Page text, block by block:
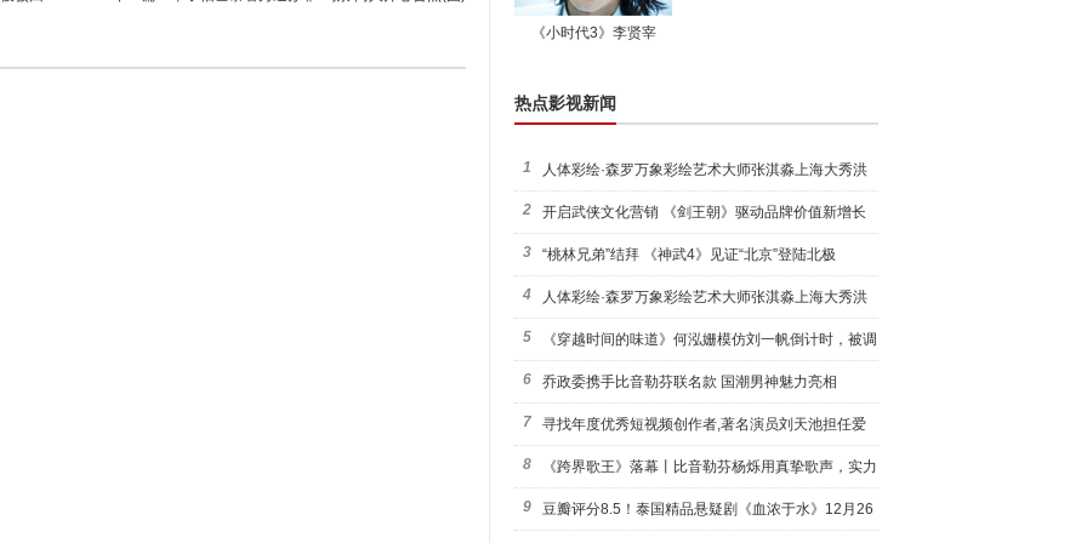
《小时代3》李贤宰
热点影视新闻
1 人体彩绘·森罗万象彩绘艺术大师张淇淼上海大秀洪
荒宇宙
2 开启武侠文化营销 《剑王朝》驱动品牌价值新增长
3 “桃林兄弟”结拜 《神武4》见证“北京”登陆北极
4 人体彩绘·森罗万象彩绘艺术大师张淇淼上海大秀洪
荒宇宙
5 《穿越时间的味道》何泓姗模仿刘一帆倒计时，被调
侃“学人
6 乔政委携手比音勒芬联名款 国潮男神魅力亮相
7 寻找年度优秀短视频创作者,著名演员刘天池担任爱
奇艺号"奇
8 《跨界歌王》落幕丨比音勒芬杨烁用真挚歌声，实力
圈粉!
9 豆瓣评分8.5！泰国精品悬疑剧《血浓于水》12月26